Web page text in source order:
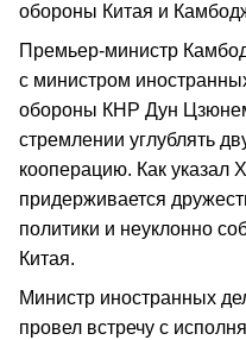
обороны Китая и
Премьер-министр
с министром
обороны КНР Дун
стремлении углублять
кооперацию. Как указал
придерживается
политики и неуклонно
Китая.
Министр иностранных
провел встречу с